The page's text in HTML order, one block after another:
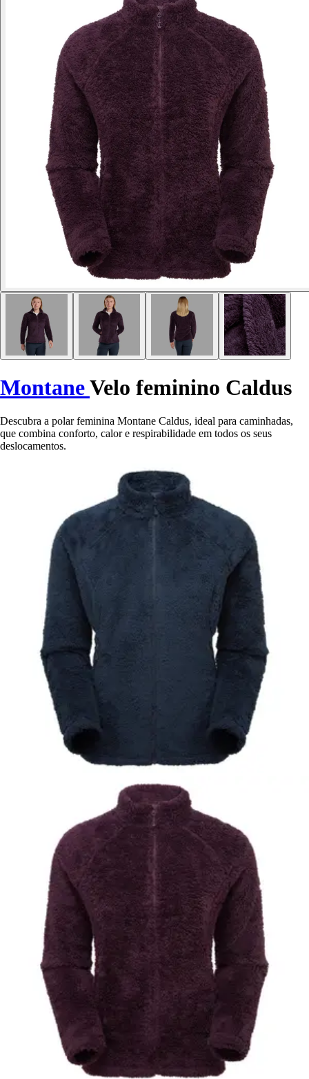
MontaneVelo feminino Caldus
Descubra a polar feminina Montane Caldus, ideal para caminhadas,
que combina conforto, calor e respirabilidade em todos os seus
deslocamentos.